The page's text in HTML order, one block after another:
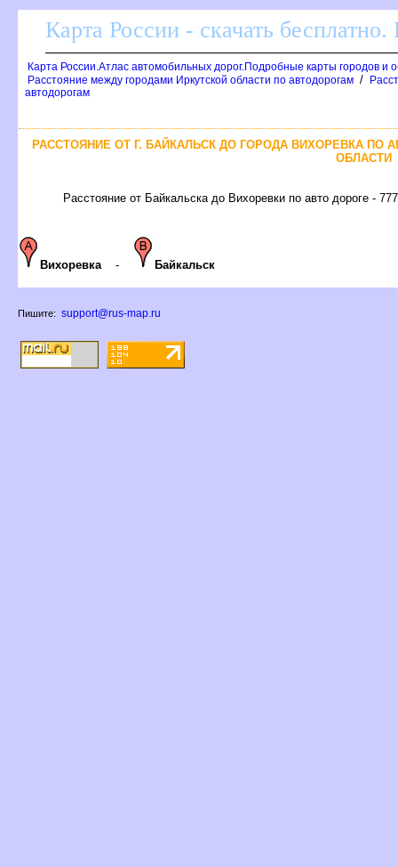
Карта России - скачать
Карта России.Атлас автомобильных дорог.Подробные карты городов и
Расстояние между городами Иркутской области по автодорогам /
автодорогам
РАССТОЯНИЕ ОТ Г. БАЙКАЛЬСК ДО ГОРОДА ВИХОРЕВКА ПО
ОБЛАСТИ
Расстояние от Байкальска до Вихоревки по авто дороге -
Вихоревка - Байкальск
Пишите: support@rus-map.ru